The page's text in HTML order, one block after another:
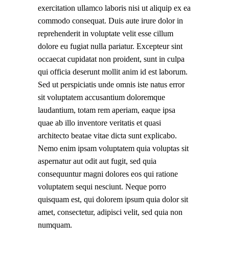
exercitation ullamco laboris nisi ut aliquip ex ea
commodo consequat. Duis aute irure dolor in
reprehenderit in voluptate velit esse cillum
dolore eu fugiat nulla pariatur. Excepteur sint
occaecat cupidatat non proident, sunt in culpa
qui officia deserunt mollit anim id est laborum.
Sed ut perspiciatis unde omnis iste natus error
sit voluptatem accusantium doloremque
laudantium, totam rem aperiam, eaque ipsa
quae ab illo inventore veritatis et quasi
architecto beatae vitae dicta sunt explicabo.
Nemo enim ipsam voluptatem quia voluptas sit
aspernatur aut odit aut fugit, sed quia
consequuntur magni dolores eos qui ratione
voluptatem sequi nesciunt. Neque porro
quisquam est, qui dolorem ipsum quia dolor sit
amet, consectetur, adipisci velit, sed quia non
numquam.